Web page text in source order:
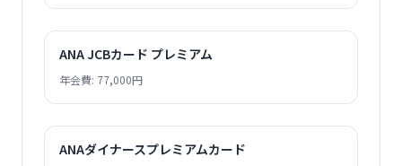
ANA JCBカード プレミアム
年会費: 77,000円
ANAダイナースプレミアムカード